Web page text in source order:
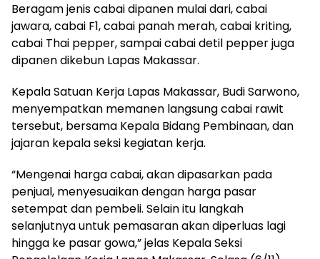
Beragam jenis cabai dipanen mulai dari, cabai
jawara, cabai F1, cabai panah merah, cabai kriting,
cabai Thai pepper, sampai cabai detil pepper juga
dipanen dikebun Lapas Makassar.
Kepala Satuan Kerja Lapas Makassar, Budi Sarwono,
menyempatkan memanen langsung cabai rawit
tersebut, bersama Kepala Bidang Pembinaan, dan
jajaran kepala seksi kegiatan kerja.
“Mengenai harga cabai, akan dipasarkan pada
penjual, menyesuaikan dengan harga pasar
setempat dan pembeli. Selain itu langkah
selanjutnya untuk pemasaran akan diperluas lagi
hingga ke pasar gowa,” jelas Kepala Seksi